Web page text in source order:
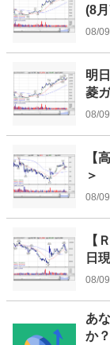
(8
08/
明
菱
08/
【
＞
08/
【
日
08/
あ
か